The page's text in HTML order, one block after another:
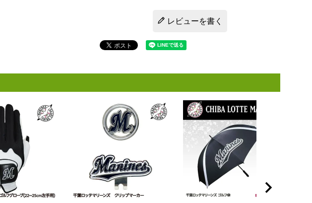
レビューを書く